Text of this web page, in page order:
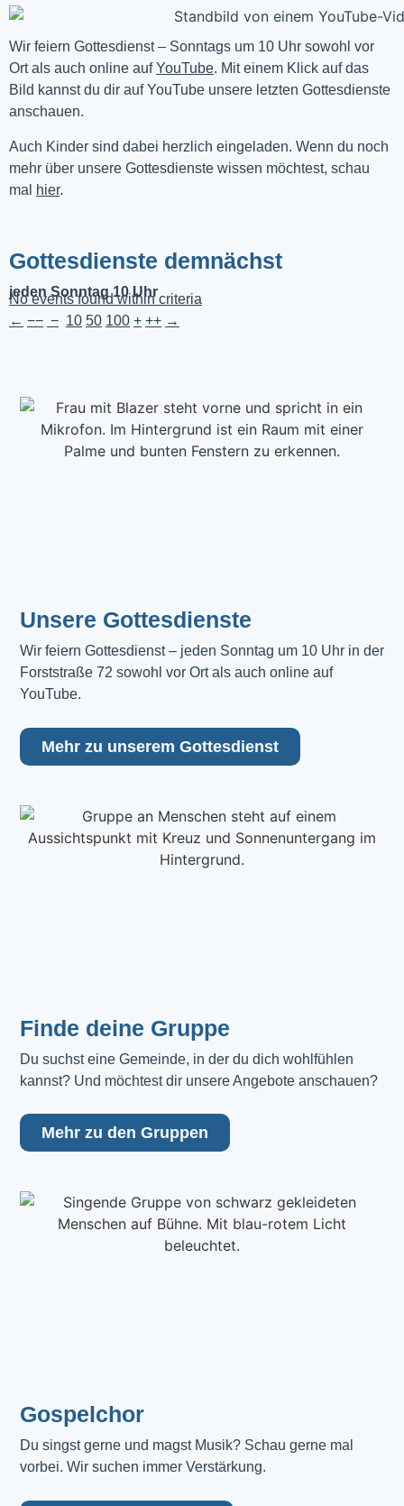
Wir feiern Gottesdienst – Sonntags um 10 Uhr sowohl vor
Ort als auch online auf YouTube. Mit einem Klick auf das
Bild kannst du dir auf YouTube unsere letzten Gottesdienste
anschauen.
Auch Kinder sind dabei herzlich eingeladen. Wenn du noch
mehr über unsere Gottesdienste wissen möchtest, schau
mal
hier.
Gottesdienste demnächst
jeden Sonntag 10 Uhr
No events found within criteria
← −− − 10 50 100 + ++ →
Unsere Gottesdienste
Wir feiern Gottesdienst – jeden Sonntag um 10 Uhr in der
Forststraße 72 sowohl vor Ort als auch online auf
YouTube.
Mehr zu unserem Gottesdienst
Finde deine Gruppe
Du suchst eine Gemeinde, in der du dich wohlfühlen
kannst? Und möchtest dir unsere Angebote anschauen?
Mehr zu den Gruppen
Gospelchor
Du singst gerne und magst Musik? Schau gerne mal
vorbei. Wir suchen immer Verstärkung.